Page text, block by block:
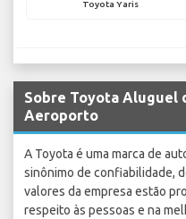
Toyota Yaris
Sobre Toyota Aluguel
Aeroporto
A Toyota é uma marca de
sinônimo de confiabilidade,
valores da empresa estão
respeito às pessoas e na